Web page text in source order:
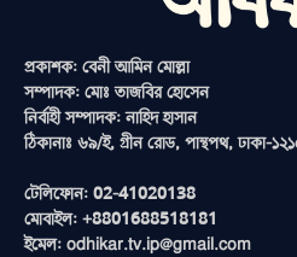
প্রকাশক: বেনী আমিন মোল্লা
সম্পাদক: মোঃ তাজবির হোসেন
নির্বাহী সম্পাদক: নাহিদ হাসান
ঠিকানাঃ ৬৯/ই, গ্রীন রোড, পান্থপথ, ঢাকা-
টেলিফোন: 02-41020138
মোবাইল: +8801688518181
ইমেল: odhikar.tv.ip@gmail.com